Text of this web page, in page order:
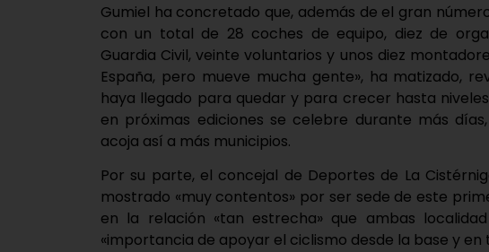
Gumiel ha concretado que, además de el gran
con un total de 28 coches de equipo, diez de
Guardia Civil, veinte voluntarios y unos diez
España, pero mueve mucha gente», ha matizado,
haya llegado para quedar y para crecer hasta
en próximas ediciones se celebre durante más
acoja así a más municipios.
Por su parte, el concejal de Deportes de La
mostrado «muy contentos» por ser sede de este
en la relación «tan estrecha» que ambas
«importancia de apoyar el ciclismo desde la base y en